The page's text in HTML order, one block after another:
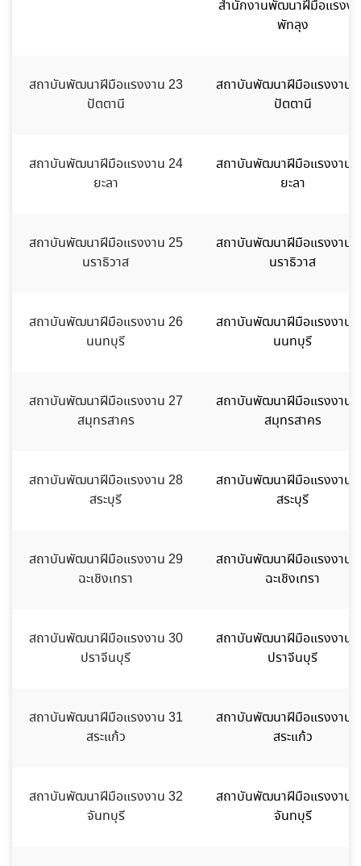
สำนักงานพัฒนาฝีมือแรงง
พัทลุง
สถาบันพัฒนาฝีมือแรงงาน 23
ปัตตานี
สถาบันพัฒนาฝีมือแรงงาน
ปัตตานี
สถาบันพัฒนาฝีมือแรงงาน 24
ยะลา
สถาบันพัฒนาฝีมือแรงงาน
ยะลา
สถาบันพัฒนาฝีมือแรงงาน 25
นราธิวาส
สถาบันพัฒนาฝีมือแรงงาน
นราธิวาส
สถาบันพัฒนาฝีมือแรงงาน 26
นนทบุรี
สถาบันพัฒนาฝีมือแรงงาน
นนทบุรี
สถาบันพัฒนาฝีมือแรงงาน 27
สมุทรสาคร
สถาบันพัฒนาฝีมือแรงงาน
สมุทรสาคร
สถาบันพัฒนาฝีมือแรงงาน 28
สระบุรี
สถาบันพัฒนาฝีมือแรงงาน
สระบุรี
สถาบันพัฒนาฝีมือแรงงาน 29
ฉะเชิงเทรา
สถาบันพัฒนาฝีมือแรงงาน
ฉะเชิงเทรา
สถาบันพัฒนาฝีมือแรงงาน 30
ปราจีนบุรี
สถาบันพัฒนาฝีมือแรงงาน
ปราจีนบุรี
สถาบันพัฒนาฝีมือแรงงาน 31
สระแก้ว
สถาบันพัฒนาฝีมือแรงงาน
สระแก้ว
สถาบันพัฒนาฝีมือแรงงาน 32
จันทบุรี
สถาบันพัฒนาฝีมือแรงงาน
จันทบุรี